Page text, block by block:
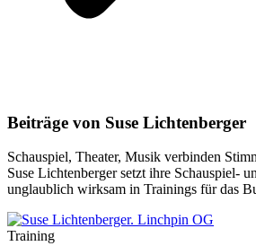
Beiträge von Suse Lichtenberger
Schauspiel, Theater, Musik verbinden
Suse Lichtenberger setzt ihre Schauspiel-
unglaublich wirksam in Trainings für das
Training